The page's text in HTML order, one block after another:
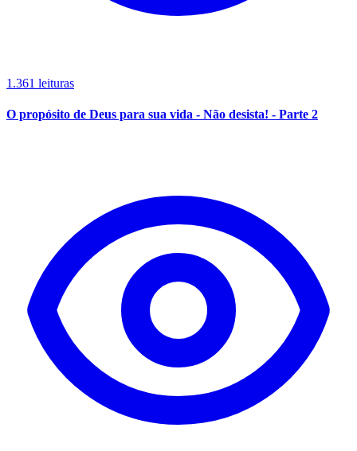
1.361 leituras
O propósito de Deus para sua vida - Não desista! - Parte 2